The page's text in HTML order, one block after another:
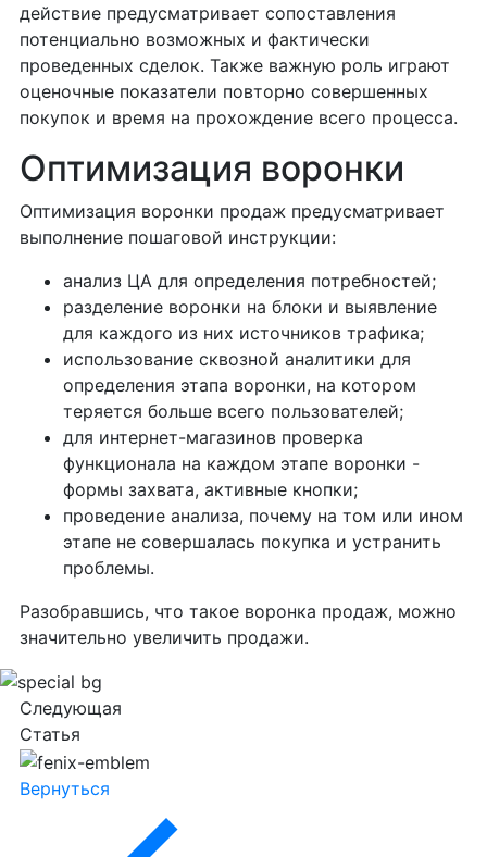
действие предусматривает сопоставления
потенциально возможных и фактически
проведенных сделок. Также важную роль играют
оценочные показатели повторно совершенных
покупок и время на прохождение всего процесса.
Оптимизация воронки
Оптимизация воронки продаж предусматривает
выполнение пошаговой инструкции:
анализ ЦА для определения потребностей;
разделение воронки на блоки и выявление
для каждого из них источников трафика;
использование сквозной аналитики для
определения этапа воронки, на котором
теряется больше всего пользователей;
для интернет-магазинов проверка
функционала на каждом этапе воронки -
формы захвата, активные кнопки;
проведение анализа, почему на том или ином
этапе не совершалась покупка и устранить
проблемы.
Разобравшись, что такое воронка продаж, можно
значительно увеличить продажи.
Следующая
Статья
Вернуться